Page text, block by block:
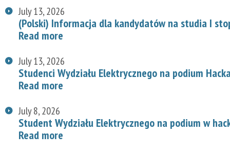
July 13, 2026
(Polski) Informacja dla kandydatów na studia I
Read more
July 13, 2026
Studenci Wydziału Elektrycznego na podium
Read more
July 8, 2026
Student Wydziału Elektrycznego na podium w
Read more